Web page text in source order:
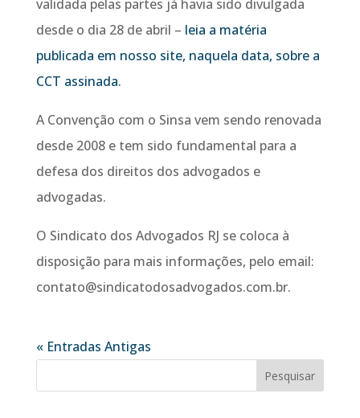
validada pelas partes já havia sido divulgada
desde o dia 28 de abril – leia a matéria
publicada em nosso site, naquela data, sobre a
CCT assinada.
A Convenção com o Sinsa vem sendo renovada
desde 2008 e tem sido fundamental para a
defesa dos direitos dos advogados e
advogadas.
O Sindicato dos Advogados RJ se coloca à
disposição para mais informações, pelo email:
contato@sindicatodosadvogados.com.br.
« Entradas Antigas